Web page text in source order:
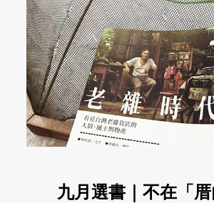
九月選書｜不在「